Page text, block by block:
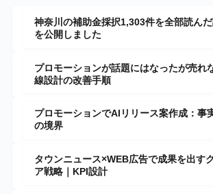
神奈川の補助金採択1,303件を全部読ん
を公開しました
プロモーションが話題にはなったが売れ
線設計の改善手順
プロモーションでAIリリース案作成：事
の境界
タウンニュース×WEB広告で成果を出す
ア戦略｜KPI設計